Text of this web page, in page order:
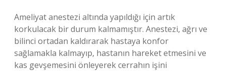
Ameliyat anestezi altında yapıldığı için artık
korkulacak bir durum kalmamıştır. Anestezi, ağrı ve
bilinci ortadan kaldırarak hastaya konfor
sağlamakla kalmayıp, hastanın hareket etmesini ve
kas gevşemesini önleyerek cerrahın işini